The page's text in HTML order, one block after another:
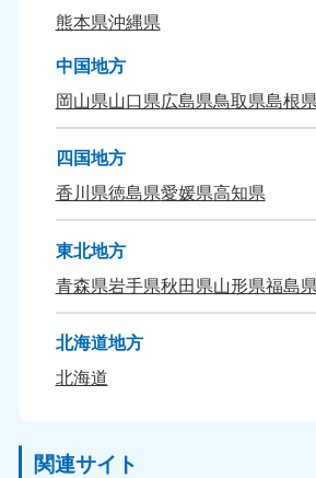
熊本県沖縄県
中国地方
岡山県山口県広島県鳥取県島根
四国地方
香川県徳島県愛媛県高知県
東北地方
青森県岩手県秋田県山形県福島県
北海道地方
北海道
関連サイト